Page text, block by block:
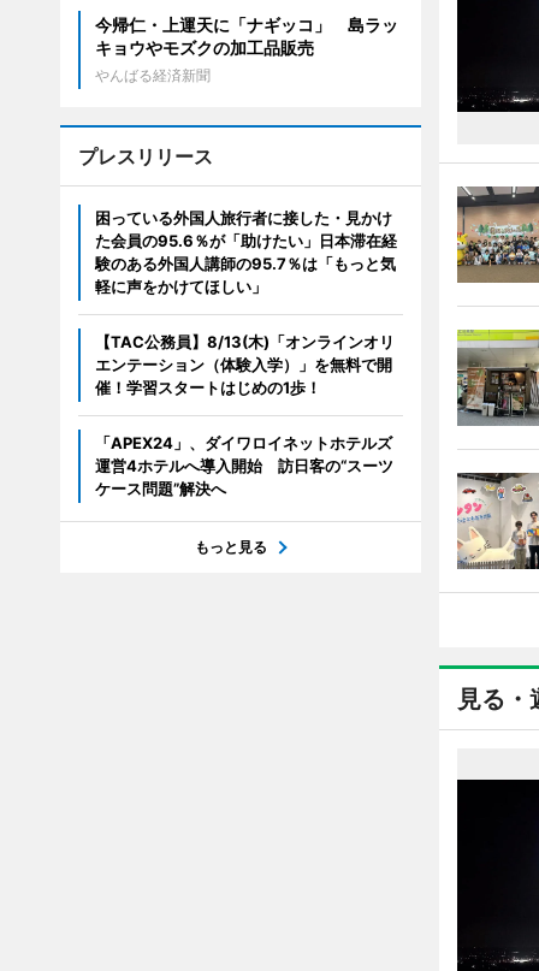
見る・
今帰仁・上運天に「ナギッコ」 島ラッ
キョウやモズクの加工品販売
やんばる経済新聞
プレスリリース
困っている外国人旅行者に接した・見かけ
た会員の95.6％が「助けたい」日本滞在経
験のある外国人講師の95.7％は「もっと気
軽に声をかけてほしい」
【TAC公務員】8/13(木)「オンラインオリ
エンテーション（体験入学）」を無料で開
催！学習スタートはじめの1歩！
「APEX24」、ダイワロイネットホテルズ
運営4ホテルへ導入開始 訪日客の“スーツ
ケース問題”解決へ
もっと見る